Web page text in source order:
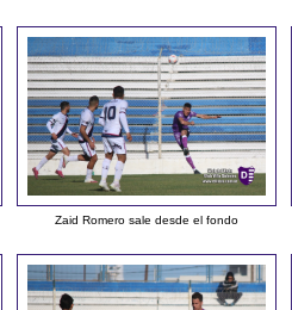
Zaid Romero sale desde el fondo